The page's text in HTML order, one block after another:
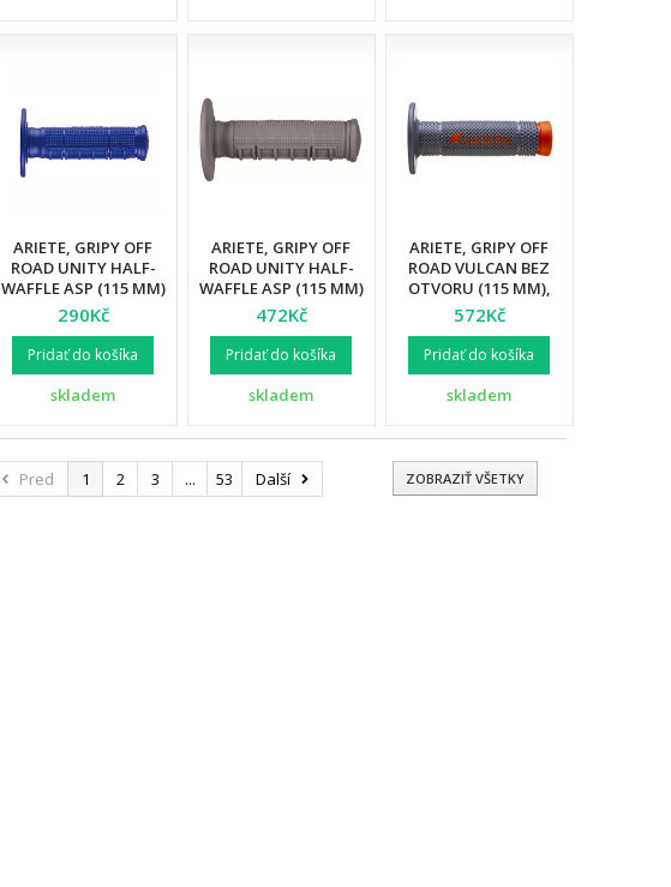
ARIETE, GRIPY OFF
ROAD UNITY HALF-
WAFFLE ASP (115 MM)
BEZ OTVORU, MODRÁ
BARVA (12)
290Kč
Pridať do košíka
skladem
ARIETE, GRIPY OFF
ROAD UNITY HALF-
WAFFLE ASP (115 MM)
BEZ OTVORU, ŠEDÁ
BARVA (12)
472Kč
Pridať do košíka
skladem
ARIETE, GRIPY OFF
ROAD VULCAN BEZ
OTVORU (115 MM),
BARVA
ŠEDÁ/ORANŽOVÁ (12)
572Kč
Pridať do košíka
skladem
Pred 1 2 3 ... 53 Další ZOBRAZIŤ VŠETKY